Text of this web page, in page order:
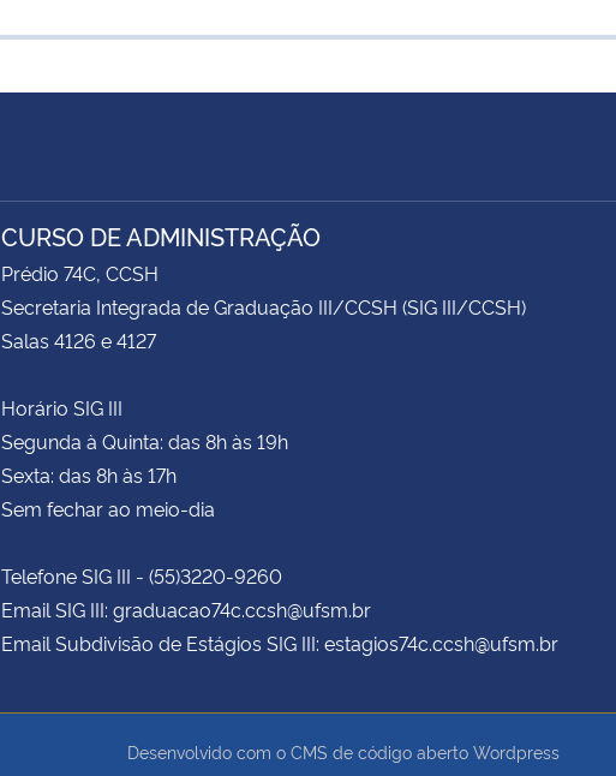
CURSO DE ADMINISTRAÇÃO
Prédio 74C, CCSH
Secretaria Integrada de Graduação III/CCSH (SIG III/CCSH)
Salas 4126 e 4127
Horário SIG III
Segunda à Quinta: das 8h às 19h
Sexta: das 8h às 17h
Sem fechar ao meio-dia
Telefone SIG III - (55)3220-9260
Email SIG III: graduacao74c.ccsh@ufsm.br
Email Subdivisão de Estágios SIG III: estagios74c.ccsh@ufsm.br
Desenvolvido com o CMS de código aberto Wordpress